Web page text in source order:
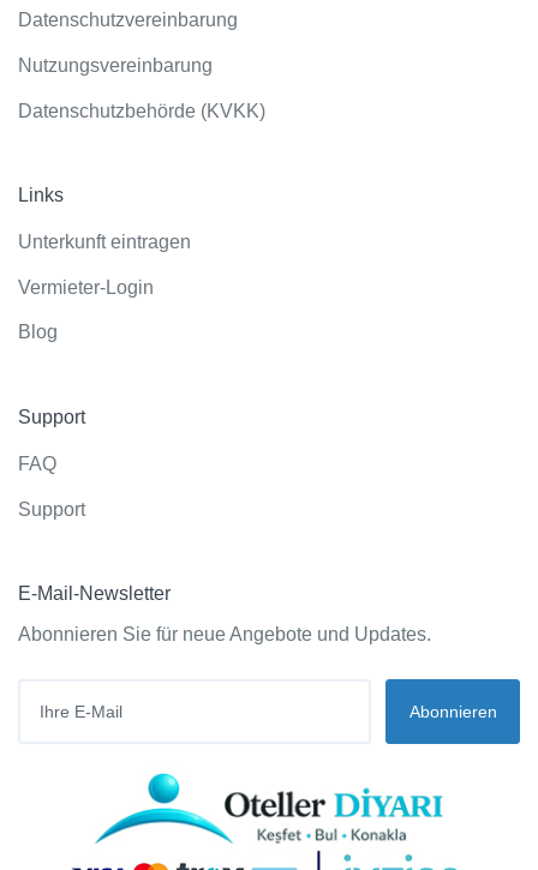
Datenschutzvereinbarung
Nutzungsvereinbarung
Datenschutzbehörde (KVKK)
Links
Unterkunft eintragen
Vermieter-Login
Blog
Support
FAQ
Support
E-Mail-Newsletter
Abonnieren Sie für neue Angebote und Updates.
Abonnieren